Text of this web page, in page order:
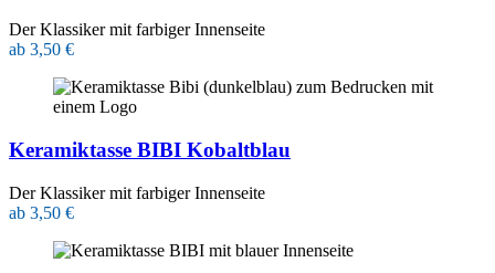
Der Klassiker mit farbiger Innenseite
ab 3,50 €
Keramiktasse BIBI Kobaltblau
Der Klassiker mit farbiger Innenseite
ab 3,50 €